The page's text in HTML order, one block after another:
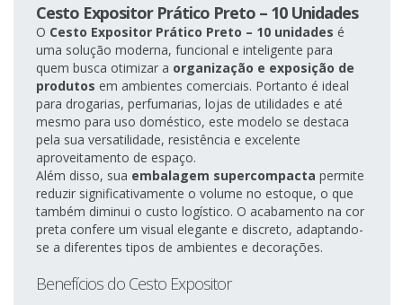
Cesto Expositor Prático Preto – 10 Unidades
O Cesto Expositor Prático Preto – 10 unidades é
uma solução moderna, funcional e inteligente para
quem busca otimizar a organização e exposição de
produtos em ambientes comerciais. Portanto é ideal
para drogarias, perfumarias, lojas de utilidades e até
mesmo para uso doméstico, este modelo se destaca
pela sua versatilidade, resistência e excelente
aproveitamento de espaço.
Além disso, sua embalagem supercompacta permite
reduzir significativamente o volume no estoque, o que
também diminui o custo logístico. O acabamento na cor
preta confere um visual elegante e discreto, adaptando-
se a diferentes tipos de ambientes e decorações.
Benefícios do Cesto Expositor